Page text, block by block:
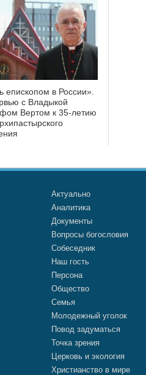
епископом в России».
с Владыкой
Вертом к 35-летию
Актуально
Аналитика
Документы
Вопросы богословия
Собеседник
Наш гость
Персона
Общество
Семья
Молодежный уголок
Повод задуматься
Точка зрения
Церковь и экология
Христианство в мире